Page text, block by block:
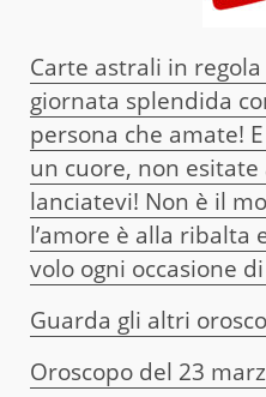
Carte astrali in
giornata splendida
persona che amate!
un cuore, non
lanciatevi! Non è il
l’amore è alla ribalta
volo ogni occasione
Guarda gli altri
Oroscopo del 23